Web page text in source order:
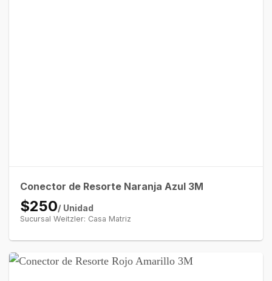
Conector de Resorte Naranja Azul 3M
$250/ Unidad
Sucursal Weitzler: Casa Matriz